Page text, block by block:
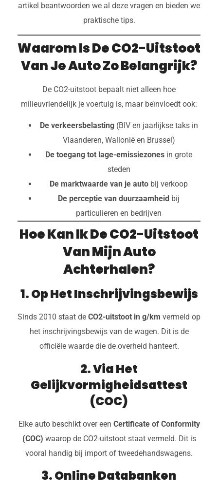
artikel beantwoorden we al deze vragen en bieden we
praktische tips.
Waarom Is De CO2-Uitstoot
Van Je Auto Zo Belangrijk?
De CO2-uitstoot bepaalt niet alleen hoe
milieuvriendelijk je voertuig is, maar beïnvloedt ook:
De verkeersbelasting(BIV en jaarlijkse taks in
Vlaanderen, Wallonië en Brussel)
De toegang tot lage-emissiezones in grote
steden
De marktwaarde van je auto bij verkoop
De perceptie van duurzaamheid bij
particulieren en bedrijven
Hoe Kan Ik De CO2-Uitstoot
Van Mijn Auto
Achterhalen?
1. Op Het Inschrijvingsbewijs
Sinds 2010 staat de CO2-uitstoot in g/km vermeld op
het inschrijvingsbewijs van de wagen. Dit is de
officiële waarde die de overheid hanteert.
2. Via Het
Gelijkvormigheidsattest
(COC)
Elke auto beschikt over een Certificate of Conformity
(COC) waarop de CO2-uitstoot staat vermeld. Dit is
vooral handig bij import of tweedehandswagens.
3. Online Databanken